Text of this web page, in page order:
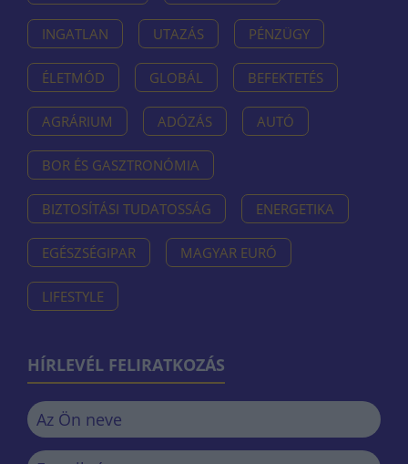
INGATLAN UTAZÁS PÉNZÜGY
ÉLETMÓD GLOBÁL BEFEKTETÉS
AGRÁRIUM ADÓZÁS AUTÓ
BOR ÉS GASZTRONÓMIA
BIZTOSÍTÁSI TUDATOSSÁG ENERGETIKA
EGÉSZSÉGIPAR MAGYAR EURÓ
LIFESTYLE
HÍRLEVÉL FELIRATKOZÁS